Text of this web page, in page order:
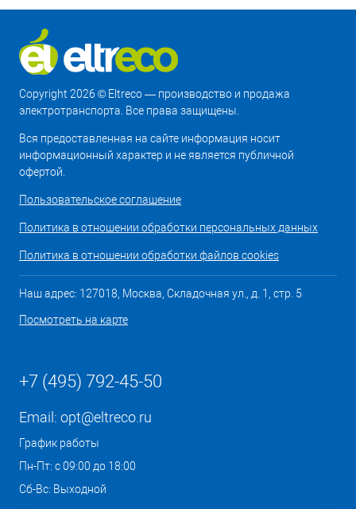
Copyright 2026 © Eltreco — производство и продажа
электротранспорта. Все права защищены.
Вся предоставленная на сайте информация носит
информационный характер и не является публичной
офертой.
Пользовательское соглашение
Политика в отношении обработки персональных данных
Политика в отношении обработки файлов cookies
Наш адрес: 127018, Москва, Складочная ул., д. 1, стр. 5
Посмотреть на карте
+7 (495) 792-45-50
Email: opt@eltreco.ru
График работы
Пн-Пт: с 09:00 до 18:00
Сб-Вс: Выходной